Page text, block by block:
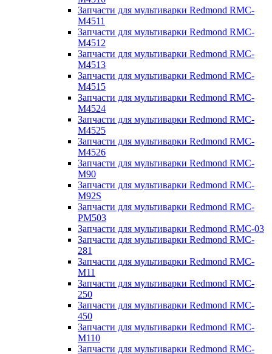
Запчасти для мультиварки Redmond RMC-
M4511
Запчасти для мультиварки Redmond RMC-
M4512
Запчасти для мультиварки Redmond RMC-
M4513
Запчасти для мультиварки Redmond RMC-
M4515
Запчасти для мультиварки Redmond RMC-
M4524
Запчасти для мультиварки Redmond RMC-
M4525
Запчасти для мультиварки Redmond RMC-
M4526
Запчасти для мультиварки Redmond RMC-
M90
Запчасти для мультиварки Redmond RMC-
M92S
Запчасти для мультиварки Redmond RMC-
PM503
Запчасти для мультиварки Redmond RMC-03
Запчасти для мультиварки Redmond RMC-
281
Запчасти для мультиварки Redmond RMC-
M11
Запчасти для мультиварки Redmond RMC-
250
Запчасти для мультиварки Redmond RMC-
450
Запчасти для мультиварки Redmond RMC-
M110
Запчасти для мультиварки Redmond RMC-